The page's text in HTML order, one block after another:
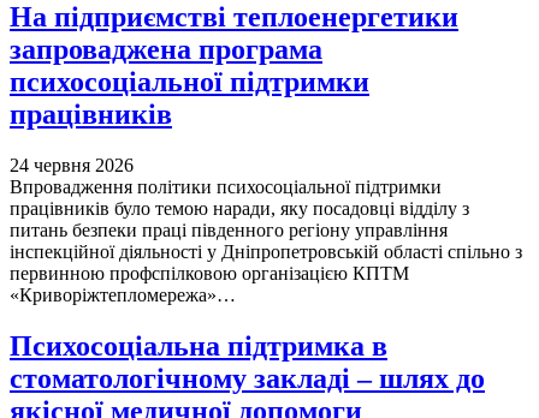
На підприємстві теплоенергетики
запроваджена програма
психосоціальної підтримки
працівників
24 червня 2026
Впровадження політики психосоціальної підтримки
працівників було темою наради, яку посадовці відділу з
питань безпеки праці південного регіону управління
інспекційної діяльності у Дніпропетровській області спільно з
первинною профспілковою організацією КПТМ
«Криворіжтепломережа»…
Психосоціальна підтримка в
стоматологічному закладі – шлях до
якісної медичної допомоги